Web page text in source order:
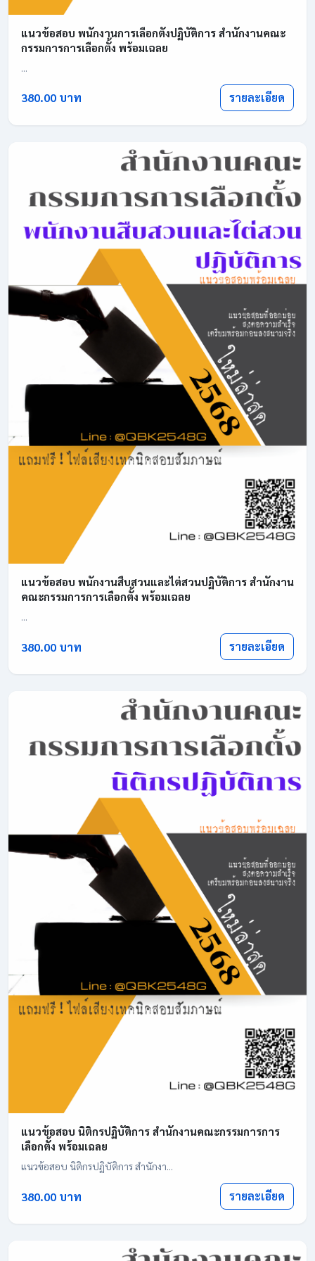
แนวข้อสอบ พนักงานการเลือกตั้งปฏิบัติการ สำนักงานคณะ
กรรมการการเลือกตั้ง พร้อมเฉลย
...
380.00 บาท รายละเอียด
แนวข้อสอบ พนักงานสืบสวนและไต่สวนปฏิบัติการ สำนักงาน
คณะกรรมการการเลือกตั้ง พร้อมเฉลย
...
380.00 บาท รายละเอียด
แนวข้อสอบ นิติกรปฏิบัติการ สำนักงานคณะกรรมการการ
เลือกตั้ง พร้อมเฉลย
แนวข้อสอบ นิติกรปฏิบัติการ สำนักงา...
380.00 บาท รายละเอียด